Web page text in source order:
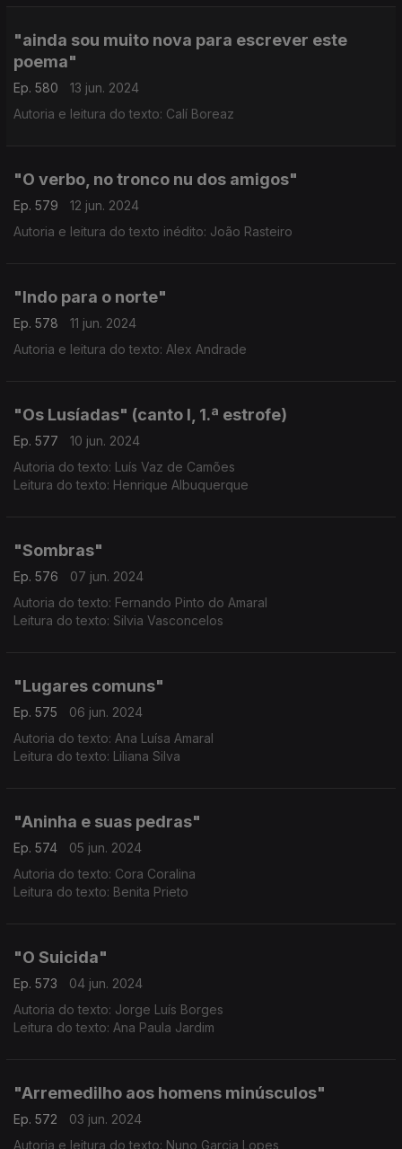
"ainda sou muito nova para escrever este
poema"
Ep. 580
13 jun. 2024
Autoria e leitura do texto: Calí Boreaz
"O verbo, no tronco nu dos amigos"
Ep. 579
12 jun. 2024
Autoria e leitura do texto inédito: João Rasteiro
"Indo para o norte"
Ep. 578
11 jun. 2024
Autoria e leitura do texto: Alex Andrade
"Os Lusíadas" (canto I, 1.ª estrofe)
Ep. 577
10 jun. 2024
Autoria do texto: Luís Vaz de Camões
Leitura do texto: Henrique Albuquerque
"Sombras"
Ep. 576
07 jun. 2024
Autoria do texto: Fernando Pinto do Amaral
Leitura do texto: Silvia Vasconcelos
"Lugares comuns"
Ep. 575
06 jun. 2024
Autoria do texto: Ana Luísa Amaral
Leitura do texto: Liliana Silva
"Aninha e suas pedras"
Ep. 574
05 jun. 2024
Autoria do texto: Cora Coralina
Leitura do texto: Benita Prieto
"O Suicida"
Ep. 573
04 jun. 2024
Autoria do texto: Jorge Luís Borges
Leitura do texto: Ana Paula Jardim
"Arremedilho aos homens minúsculos"
Ep. 572
03 jun. 2024
Autoria e leitura do texto: Nuno Garcia Lopes